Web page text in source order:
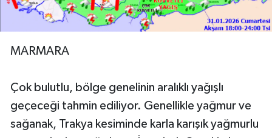
MARMARA
Çok bulutlu, bölge genelinin aralıklı yağışlı
geçeceği tahmin ediliyor. Genellikle yağmur ve
sağanak, Trakya kesiminde karla karışık yağmurlu